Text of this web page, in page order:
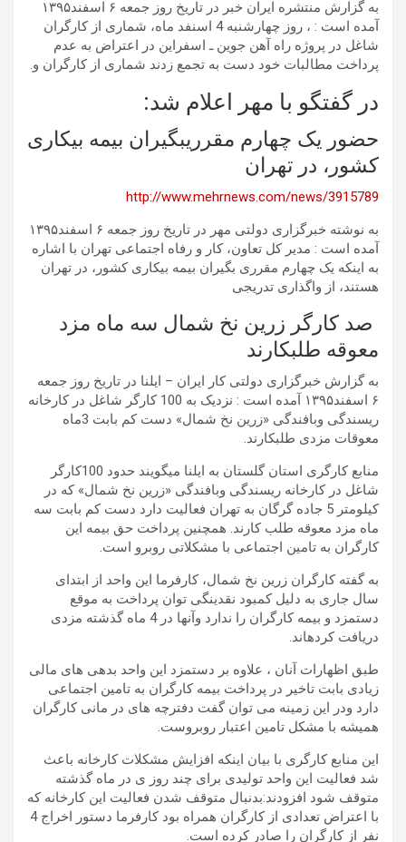
به گزارش منتشره ایران خبر در تاریخ روز جمعه ۶ اسفند۱۳۹۵
آمده است : ، روز چهارشنبه 4 اسنفد ماه، شماری از کارگران
شاغل در پروژه راه آهن جوین ـ اسفراین در اعتراض به عدم
پرداخت مطالبات خود دست به تجمع زدند شماری از کارگران و.
در گفتگو با مهر اعلام شد:
حضور یک چهارم مقرریبگیران بیمه بیکاری
کشور، در تهران
http://www.mehrnews.com/news/3915789
به نوشته خبرگزاری دولتی مهر در تاریخ روز جمعه ۶ اسفند۱۳۹۵
آمده است : مدیر کل تعاون، کار و رفاه اجتماعی تهران با اشاره
به اینکه یک چهارم مقرری بگیران بیمه بیکاری کشور، در تهران
هستند، از واگذاری تدریجی
صد کارگر زرین نخ شمال سه ماه مزد
معوقه طلبکارند
به گزارش خبرگزاری دولتی کار ایران – ایلنا در تاریخ روز جمعه
۶ اسفند۱۳۹۵ آمده است : نزدیک به 100 کارگر شاغل در کارخانه
ریسندگی وبافندگی «زرین نخ شمال» دست کم بابت 3ماه
معوقات مزدی طلبکارند.
منابع کارگری استان گلستان به ایلنا میگویند حدود 100کارگر
شاغل در کارخانه ریسندگی وبافندگی «زرین نخ شمال» که در
کیلومتر 5 جاده گرگان به تهران فعالیت دارد دست کم بابت سه
ماه مزد معوقه طلب کارند. همچنین پرداخت حق بیمه این
کارگران به تامین اجتماعی با مشکلاتی روبرو است.
به گفته کارگران زرین نخ شمال، کارفرما این واحد از ابتدای
سال جاری به دلیل کمبود نقدینگی توان پرداخت به موقع
دستمزد و بیمه کارگران را ندارد وآنها در 4 ماه گذشته مزدی
دریافت کردهاند.
طبق اظهارات آنان ، علاوه بر دستمزد این واحد بدهی های مالی
زیادی بابت تاخیر در پرداخت بیمه کارگران به تامین اجتماعی
دارد ودر این زمینه می توان گفت دفترچه های در مانی کارگران
همیشه با مشکل تامین اعتبار روبروست.
این منابع کارگری با بیان اینکه افزایش مشکلات کارخانه باعث
شد فعالیت این واحد تولیدی برای چند روز ی در ماه گذشته
متوقف شود افزودند:بدنبال متوقف شدن فعالیت این کارخانه که
با اعتراض تعدادی از کارگران همراه بود کارفرما دستور اخراج 4
نفر از کارگران را صادر کرده است.